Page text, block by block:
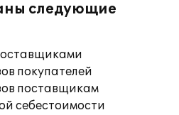
следующие
покупателей
поставщикам
себестоимости